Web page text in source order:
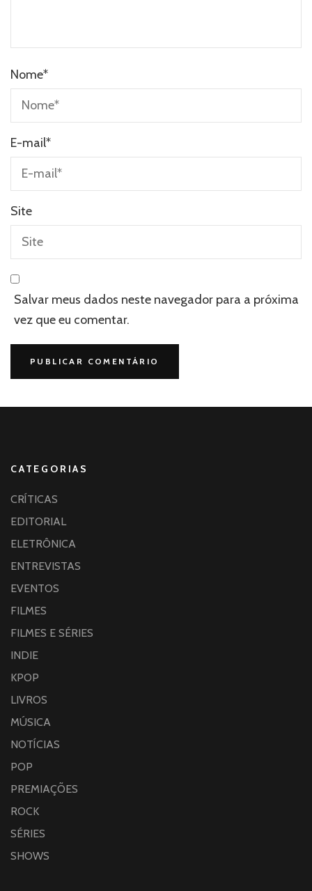
Nome*
E-mail*
Site
Salvar meus dados neste navegador para a próxima
vez que eu comentar.
CATEGORIAS
CRÍTICAS
EDITORIAL
ELETRÔNICA
ENTREVISTAS
EVENTOS
FILMES
FILMES E SÉRIES
INDIE
KPOP
LIVROS
MÚSICA
NOTÍCIAS
POP
PREMIAÇÕES
ROCK
SÉRIES
SHOWS